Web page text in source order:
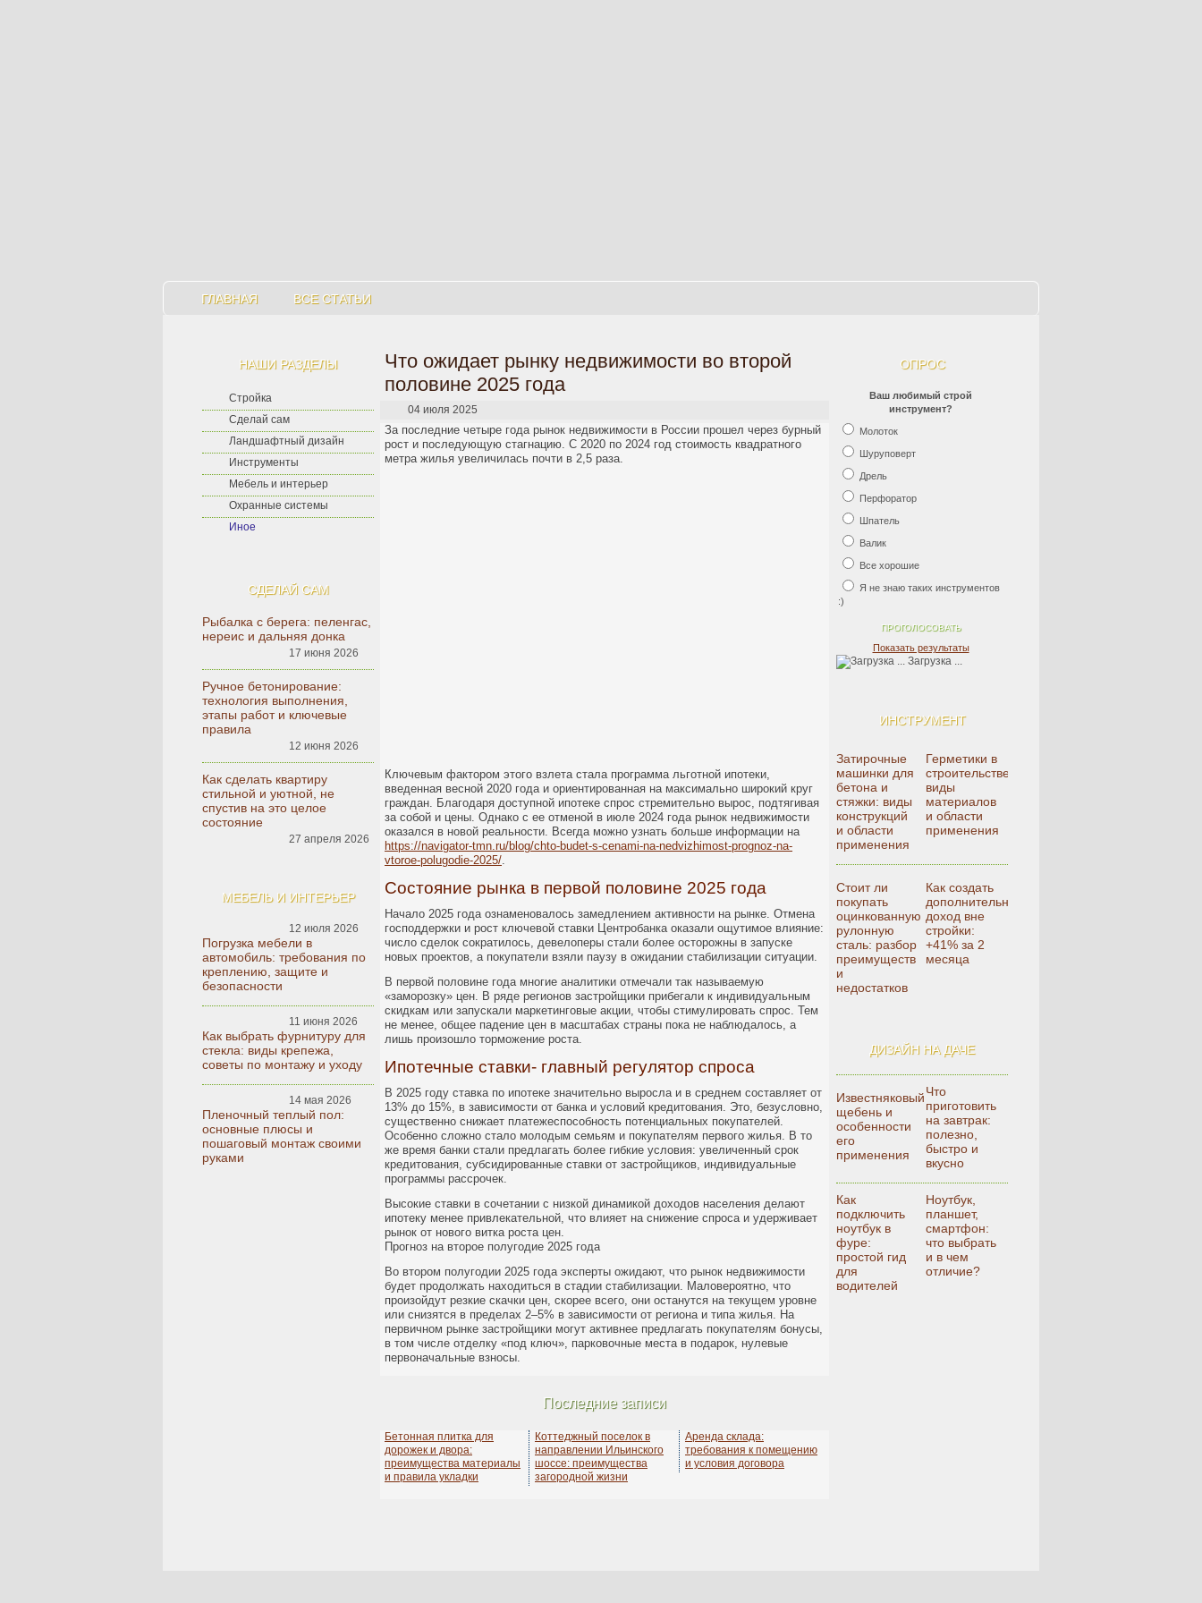
ГЛАВНАЯ ВСЕ СТАТЬИ
НАШИ РАЗДЕЛЫ
Стройка
Сделай сам
Ландшафтный дизайн
Инструменты
Мебель и интерьер
Охранные системы
Иное
СДЕЛАЙ САМ
Рыбалка с берега: пеленгас,
нереис и дальняя донка
17 июня 2026
Ручное бетонирование:
технология выполнения,
этапы работ и ключевые
правила
12 июня 2026
Как сделать квартиру
стильной и уютной, не
спустив на это целое
состояние
27 апреля 2026
МЕБЕЛЬ И ИНТЕРЬЕР
12 июля 2026
Погрузка мебели в
автомобиль: требования по
креплению, защите и
безопасности
11 июня 2026
Как выбрать фурнитуру для
стекла: виды крепежа,
советы по монтажу и уходу
14 мая 2026
Пленочный теплый пол:
основные плюсы и
пошаговый монтаж своими
руками
ОПРОС
Ваш любимый строй
инструмент?
Молоток
Шуруповерт
Дрель
Перфоратор
Шпатель
Валик
Все хорошие
Я не знаю таких инструментов
:)
Показать результаты
Загрузка ...
ИНСТРУМЕНТ
Затирочные
машинки для
бетона и
стяжки: виды
конструкций
и области
применения
Герметики в
строительстве:
виды
материалов
и области
применения
Стоит ли
покупать
оцинкованную
рулонную
сталь: разбор
преимуществ
и
недостатков
Как создать
дополнительный
доход вне
стройки:
+41% за 2
месяца
ДИЗАЙН НА ДАЧЕ
Известняковый
щебень и
особенности
его
применения
Что
приготовить
на завтрак:
полезно,
быстро и
вкусно
Как
подключить
ноутбук в
фуре:
простой гид
для
водителей
Ноутбук,
планшет,
смартфон:
что выбрать
и в чем
отличие?
Что ожидает рынку недвижимости во второй
половине 2025 года
04 июля 2025
За последние четыре года рынок недвижимости в России прошел через бурный
рост и последующую стагнацию. С 2020 по 2024 год стоимость квадратного
метра жилья увеличилась почти в 2,5 раза.
Ключевым фактором этого взлета стала программа льготной ипотеки,
введенная весной 2020 года и ориентированная на максимально широкий круг
граждан. Благодаря доступной ипотеке спрос стремительно вырос, подтягивая
за собой и цены. Однако с ее отменой в июле 2024 года рынок недвижимости
оказался в новой реальности. Всегда можно узнать больше информации на
https://navigator-tmn.ru/blog/chto-budet-s-cenami-na-nedvizhimost-prognoz-na-
vtoroe-polugodie-2025/.
Состояние рынка в первой половине 2025 года
Начало 2025 года ознаменовалось замедлением активности на рынке. Отмена
господдержки и рост ключевой ставки Центробанка оказали ощутимое влияние:
число сделок сократилось, девелоперы стали более осторожны в запуске
новых проектов, а покупатели взяли паузу в ожидании стабилизации ситуации.
В первой половине года многие аналитики отмечали так называемую
«заморозку» цен. В ряде регионов застройщики прибегали к индивидуальным
скидкам или запускали маркетинговые акции, чтобы стимулировать спрос. Тем
не менее, общее падение цен в масштабах страны пока не наблюдалось, а
лишь произошло торможение роста.
Ипотечные ставки- главный регулятор спроса
В 2025 году ставка по ипотеке значительно выросла и в среднем составляет от
13% до 15%, в зависимости от банка и условий кредитования. Это, безусловно,
существенно снижает платежеспособность потенциальных покупателей.
Особенно сложно стало молодым семьям и покупателям первого жилья. В то
же время банки стали предлагать более гибкие условия: увеличенный срок
кредитования, субсидированные ставки от застройщиков, индивидуальные
программы рассрочек.
Высокие ставки в сочетании с низкой динамикой доходов населения делают
ипотеку менее привлекательной, что влияет на снижение спроса и удерживает
рынок от нового витка роста цен.
Прогноз на второе полугодие 2025 года
Во втором полугодии 2025 года эксперты ожидают, что рынок недвижимости
будет продолжать находиться в стадии стабилизации. Маловероятно, что
произойдут резкие скачки цен, скорее всего, они останутся на текущем уровне
или снизятся в пределах 2–5% в зависимости от региона и типа жилья. На
первичном рынке застройщики могут активнее предлагать покупателям бонусы,
в том числе отделку «под ключ», парковочные места в подарок, нулевые
первоначальные взносы.
Последние записи
Бетонная плитка для
дорожек и двора:
преимущества материалы
и правила укладки
Коттеджный поселок в
направлении Ильинского
шоссе: преимущества
загородной жизни
Аренда склада:
требования к помещению
и условия договора